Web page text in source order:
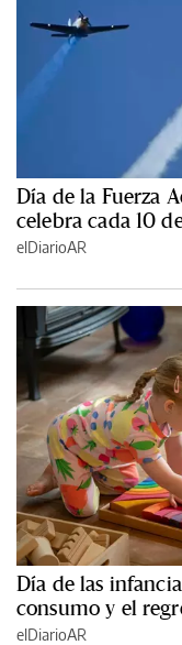
Día de la Fuerza
celebra cada 10
elDiarioAR
Día de las
consumo y el
elDiarioAR